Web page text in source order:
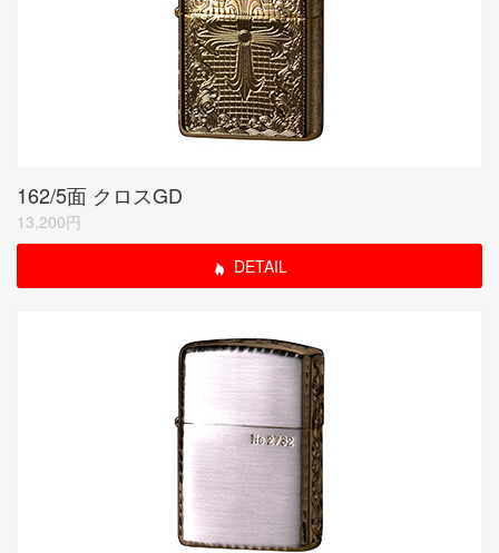
162/5面 クロスGD
13,200円
DETAIL